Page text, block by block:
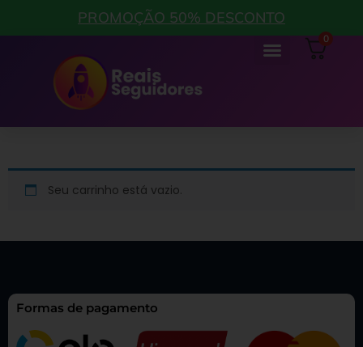
PROMOÇÃO 50% DESCONTO
0
Seu carrinho está vazio.
Formas de pagamento